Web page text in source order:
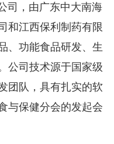
，由广东中大南海
和江西保利制药有限
、功能食品研发、生
公司技术源于国家级
团队，具有扎实的软
与保健分会的发起会